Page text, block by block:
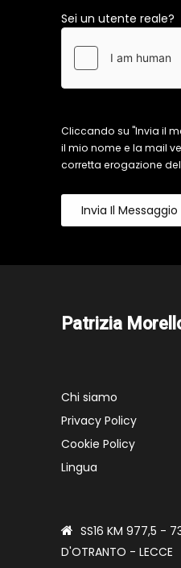
Sei un utente reale?
Cliccando su "Invia il
il mio nome e la mail
corretta erogazione
Invia Il Messaggio
Patrizia
Chi siamo
Privacy Policy
Cookie Policy
Lingua
SS16 KM 977,5 -
D'OTRANTO - LECCE